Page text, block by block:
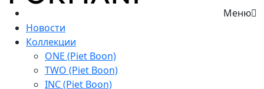
Меню
Новости
Коллекции
ONE (Piet Boon)
TWO (Piet Boon)
INC (Piet Boon)